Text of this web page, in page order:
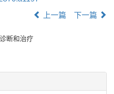
上一篇 下一篇
断和治疗